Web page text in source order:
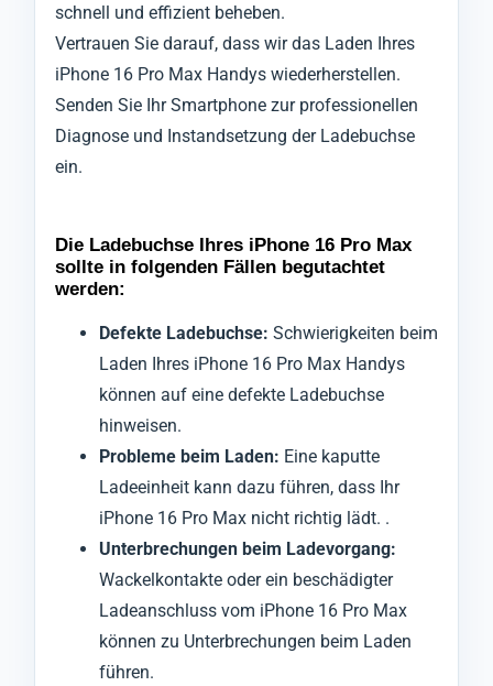
schnell und effizient beheben.
Vertrauen Sie darauf, dass wir das Laden Ihres
iPhone 16 Pro Max Handys wiederherstellen.
Senden Sie Ihr Smartphone zur professionellen
Diagnose und Instandsetzung der Ladebuchse
ein.
Die Ladebuchse Ihres iPhone 16 Pro Max
sollte in folgenden Fällen begutachtet
werden:
Defekte Ladebuchse: Schwierigkeiten beim
Laden Ihres iPhone 16 Pro Max Handys
können auf eine defekte Ladebuchse
hinweisen.
Probleme beim Laden: Eine kaputte
Ladeeinheit kann dazu führen, dass Ihr
iPhone 16 Pro Max nicht richtig lädt. .
Unterbrechungen beim Ladevorgang:
Wackelkontakte oder ein beschädigter
Ladeanschluss vom iPhone 16 Pro Max
können zu Unterbrechungen beim Laden
führen.